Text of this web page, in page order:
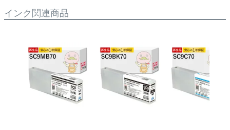
インク関連商品